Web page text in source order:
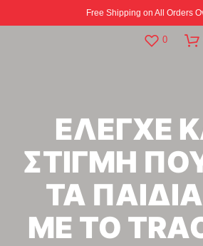
Free Shipping on All Orders
0
ΕΛΕΓΧΕ
ΣΤΙΓΜΗ
ΤΑ
ΜΕ ΤΟ